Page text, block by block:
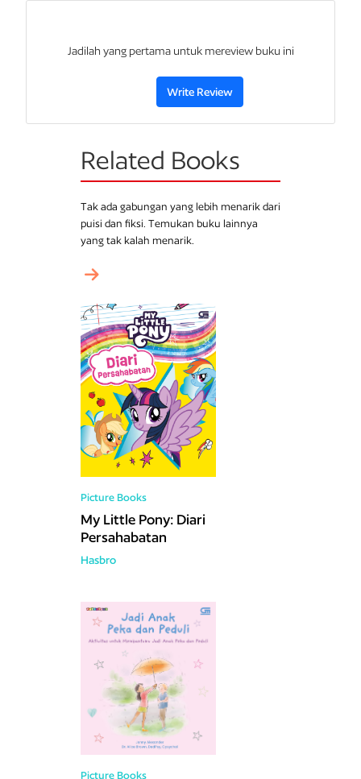
Siput dan Pohon Mawar
bukankah seharusnya kita,makhluk yang ada di dunia,
Jadilah yang pertama untuk mereview buku ini
Write Review
Related Books
Tak ada gabungan yang lebih menarik dari
puisi dan fiksi. Temukan buku lainnya
yang tak kalah menarik.
Picture Books
My Little Pony: Diari
Persahabatan
Hasbro
Picture Books